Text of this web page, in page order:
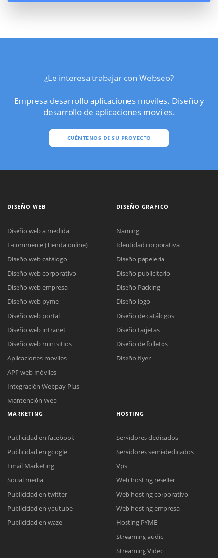
¿Le interesa trabajar con Webseo?
Empresa desarrollo aplicaciones moviles. Diseño y
desarrollo de aplicaciones moviles.
CUÉNTENOS DE SU PROYECTO
Reunión online
Nuestros ejecutivos le enviarán un correo electrónico con el enlace a
Meet para la reunión online.
Cotización
Todos nuestros ejecutivos están fuera de línea. Complete el formulario
DISEÑO WEB
Diseño web a medida
E-commerce (Tienda online)
Diseño web catálogo
Diseño web corporativo
Diseño web empresa
Diseño web pyme
Diseño web portal
Diseño web intranet
Diseño web mini sitios
Aplicaciones moviles
APP web móviles
Integración Webpay Plus
Mantención Web
DISEÑO GRAFICO
Naming
Identidad corporativa
Diseño papelería
Diseño publicitario
Diseño Packing
Diseño logo
Diseño de catálogos
Diseño tarjetas
Diseño de folletos
Diseño flyer
MARKETING
Publicidad en facebook
Publicidad en google
Email Marketing
Social media
Publicidad en twitter
Publicidad en youtube
Publicidad en waze
HOSTING
Servidores dedicados
Servidores semi-dedicados
Vps
Web hosting reseller
Web hosting corporativo
Web hosting empresa
Hosting PYME
Streaming audio
Streaming Video